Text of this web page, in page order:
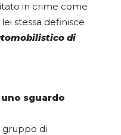
in crime come
stessa definisce
di
uno sguardo
gruppo di